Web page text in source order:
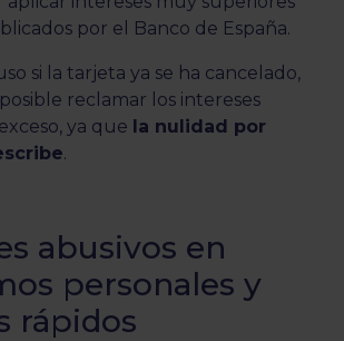
por el Banco de España.
si la tarjeta ya se ha cancelado,
reclamar los intereses
ya que la nulidad por
.
abusivos en
personales y
rápidos